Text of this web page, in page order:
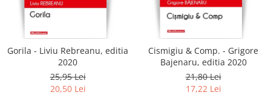
Sociologie si filozofie
Gorila - Liviu Rebreanu, editia
2020
25,95 Lei
20,50 Lei
Cismigiu & Comp. - Grigore
Bajenaru, editia 2020
21,80 Lei
17,22 Lei